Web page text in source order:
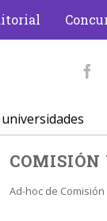
COMISIÓN
Ad-hoc de Comisión